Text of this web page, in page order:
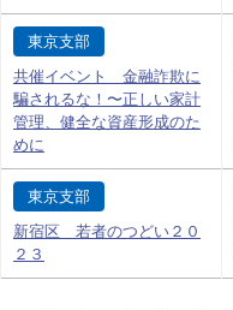
東京支部
共催イベント 金融詐欺に
騙されるな！〜正しい家計
管理、健全な資産形成のた
めに
東京支部
新宿区 若者のつどい２０
２３